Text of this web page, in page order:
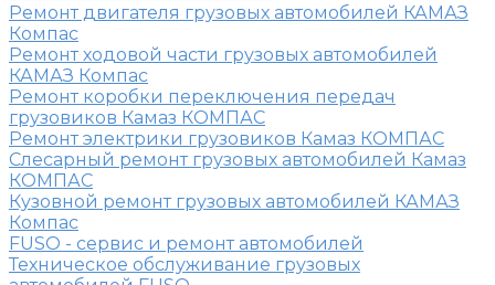
Ремонт двигателя грузовых автомобилей КАМАЗ
Компас
Ремонт ходовой части грузовых автомобилей
КАМАЗ Компас
Ремонт коробки переключения передач
грузовиков Камаз КОМПАС
Ремонт электрики грузовиков Камаз КОМПАС
Слесарный ремонт грузовых автомобилей Камаз
КОМПАС
Кузовной ремонт грузовых автомобилей КАМАЗ
Компас
FUSO - сервис и ремонт автомобилей
Техническое обслуживание грузовых